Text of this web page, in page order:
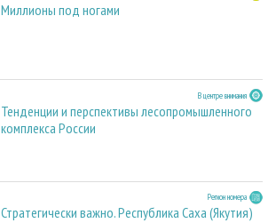
Миллионы под ногами
В центре внимания
Тенденции и перспективы лесопромышленного
комплекса России
Регион номера
Стратегически важно. Республика Саха (Якутия)